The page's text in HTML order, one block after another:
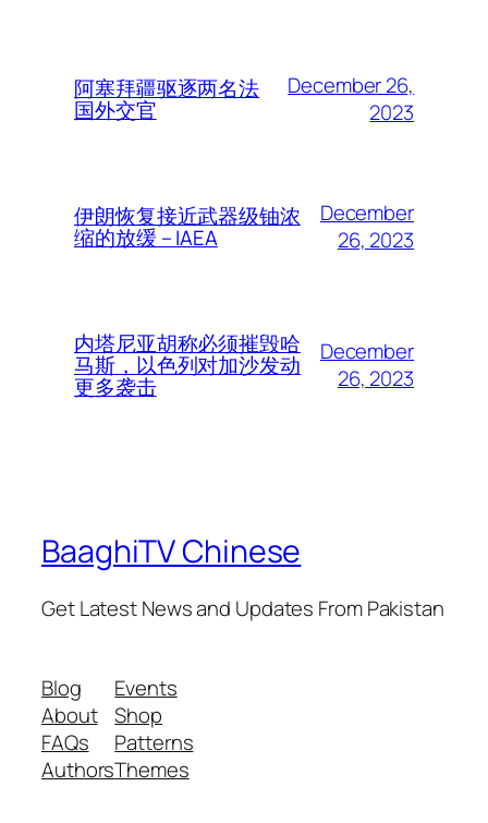
阿塞拜疆驱逐两名法
国外交官
December 26,
2023
伊朗恢复接近武器级铀浓
缩的放缓 – IAEA
December
26, 2023
内塔尼亚胡称必须摧毁哈
马斯，以色列对加沙发动
更多袭击
December
26, 2023
BaaghiTV Chinese
Get Latest News and Updates From Pakistan
Blog
About
FAQs
Authors
Events
Shop
Patterns
Themes